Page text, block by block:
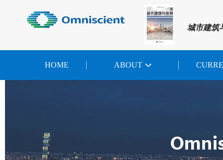
城市建筑
HOME ABOUT